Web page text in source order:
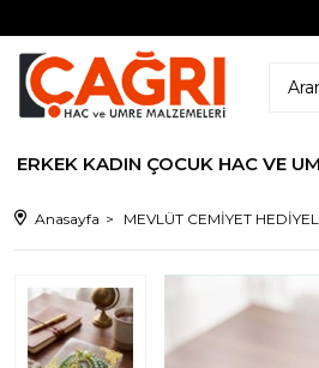
ERKEK KADIN ÇOCUK HAC VE
Anasayfa MEVLÜT CEMİYET